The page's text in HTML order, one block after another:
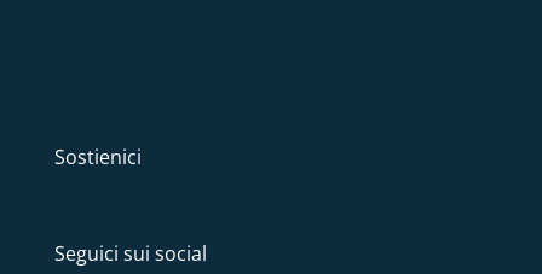
Sostienici
Seguici sui social